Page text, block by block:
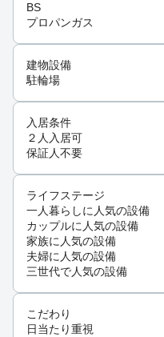
BS
プロパンガス
建物設備
駐輪場
入居条件
２人入居可
保証人不要
ライフステージ
一人暮らしに人気の設備
カップルに人気の設備
家族に人気の設備
夫婦に人気の設備
三世代で人気の設備
こだわり
日当たり重視